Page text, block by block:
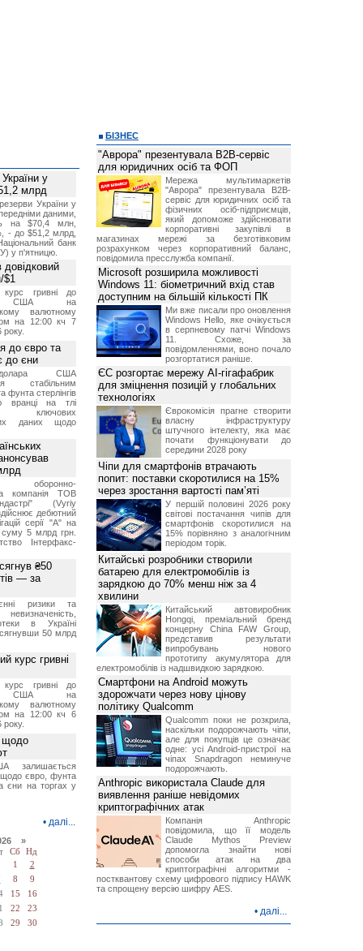
у
млрд
України у
даними,
на $70,4 млн,
- до $51,2 млрд,
банк
у п'ятницю.
$1
курс гривні до
США на
валютному
на 12:00 кч 7
року.
до євро та
до єни
США
стабільним
фунта стерлінгів
вранці на тлі
ключових
даних щодо
оборонно-
компанія ТОВ
(Vyriy
дебютний
серії "А" на
суму 5 млрд грн.
Інтерфакс-
₴50
— за
ризики та
в Україні
50 млрд
курс гривні
курс гривні до
США на
валютному
на 12:00 кч 6
року.
щодо
залишається
щодо євро, фунта
єни на торгах у
• далі...
»
Сб
Нд
1
2
8
9
15
16
22
23
29 30
БІЗНЕС
"Аврора" презентувала B2B-сервіс
для юридичних осіб та ФОП
Мережа мультимаркетів
"Аврора" презентувала B2B-
сервіс для юридичних осіб та
фізичних осіб-підприємців,
який допоможе здійснювати
корпоративні закупівлі в
магазинах мережі за безготівковим
розрахунком через корпоративний баланс,
повідомила пресслужба компанії.
Microsoft розширила можливості
Windows 11: біометричний вхід став
доступним на більшій кількості ПК
Ми вже писали про оновлення
Windows Hello, яке очікується
в серпневому патчі Windows
11. Схоже, за
повідомленнями, воно почало
розгортатися раніше.
ЄС розгортає мережу AI-гігафабрик
для зміцнення позицій у глобальних
технологіях
Єврокомісія прагне створити
власну інфраструктуру
штучного інтелекту, яка має
почати функціонувати до
середини 2028 року
Чіпи для смартфонів втрачають
попит: поставки скоротилися на 15%
через зростання вартості пам’яті
У першій половині 2026 року
світові постачання чипів для
смартфонів скоротилися на
15% порівняно з аналогічним
періодом торік.
Китайські розробники створили
батарею для електромобілів із
зарядкою до 70% менш ніж за 4
хвилини
Китайський автовиробник
Hongqi, преміальний бренд
концерну China FAW Group,
представив результати
випробувань нового
прототипу акумулятора для
електромобілів із надшвидкою зарядкою.
Смартфони на Android можуть
здорожчати через нову цінову
політику Qualcomm
Qualcomm поки не розкрила,
наскільки подорожчають чіпи,
але для покупців це означає
одне: усі Android-пристрої на
чіпах Snapdragon неминуче
подорожчають.
Anthropic використала Claude для
виявлення раніше невідомих
криптографічних атак
Компанія Anthropic
повідомила, що її модель
Claude Mythos Preview
допомогла знайти нові
способи атак на два
криптографічні алгоритми -
постквантову схему цифрового підпису HAWK
та спрощену версію шифру AES.
• далі...